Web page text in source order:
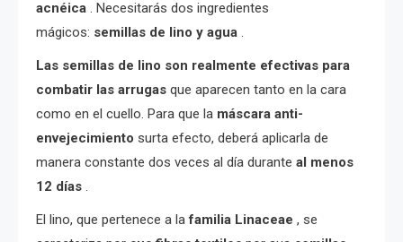
acnéica . Necesitarás dos ingredientes
mágicos: semillas de lino y agua .
Las semillas de lino son realmente efectivas para
combatir las arrugas que aparecen tanto en la cara
como en el cuello. Para que la máscara anti-
envejecimiento surta efecto, deberá aplicarla de
manera constante dos veces al día durante al menos
12 días .
El lino, que pertenece a lafamilia Linaceae , se